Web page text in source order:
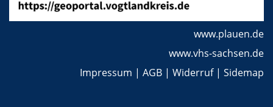
www.plauen.de
www.vhs-sachsen.de
Impressum | AGB | Widerruf| Sidemap